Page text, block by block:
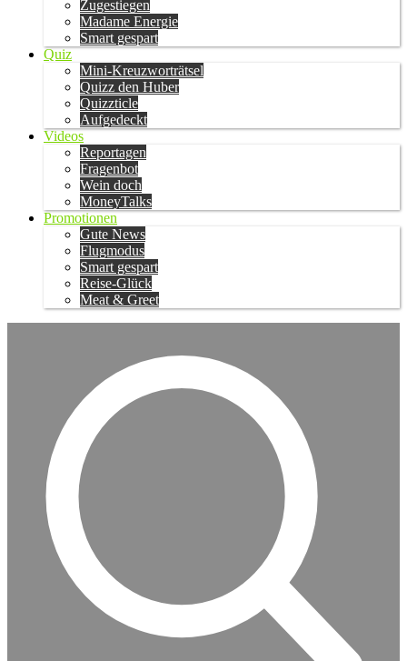
Zugestiegen
Madame Energie
Smart gespart
Quiz
Mini-Kreuzworträtsel
Quizz den Huber
Quizzticle
Aufgedeckt
Videos
Reportagen
Fragenbot
Wein doch
MoneyTalks
Promotionen
Gute News
Flugmodus
Smart gespart
Reise-Glück
Meat & Greet